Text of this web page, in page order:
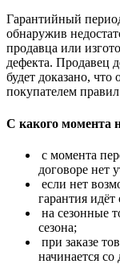
Гарантийный
обнаружив
продавца или
дефекта. Продавец
будет доказано,
покупателем
С какого момента
с момента
договоре нет
если нет
гарантия
на сезонные
сезона;
при заказе
начинается со